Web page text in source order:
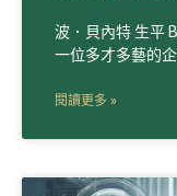
波．貝內特 生平
一位多才多藝的
閱讀更多 »